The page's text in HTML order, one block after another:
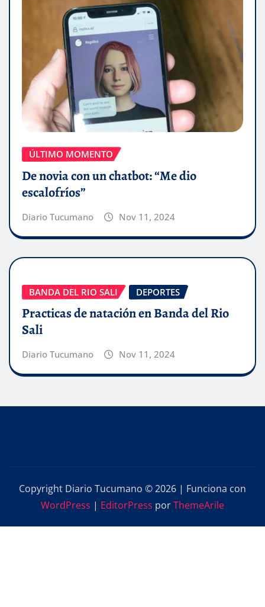
ÚLTIMO MOMENTO
De novia con un chatbot: “Me dio
escalofríos”
Diario Tucumano Nov 11, 2024
BANDA DEL RIO SALI DEPORTES
Practicas de natación en Banda del Rio
Sali
Diario Tucumano Nov 11, 2024
Copyright Diario Tucumano © 2026 | Funciona con
WordPress | EditorPress porThemeArile